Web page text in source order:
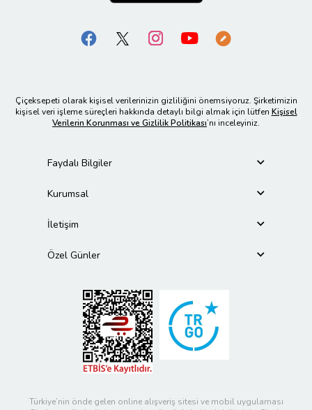
Çiçeksepeti olarak kişisel verilerinizin gizliliğini önemsiyoruz. Şirketimizin
kişisel veri işleme süreçleri hakkında detaylı bilgi almak için lütfen Kişisel
Verilerin Korunması ve Gizlilik Politikası’nı inceleyiniz.
Faydalı Bilgiler
Kurumsal
İletişim
Özel Günler
Türkiye’nin önde gelen online alışveriş sitesi ve mobil uygulaması